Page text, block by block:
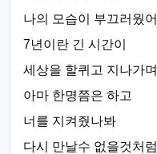
나의 모습이 부끄러웠어
7년이란 긴 시간이
세상을 할퀴고 지나가며
아마 한명쯤은 하고
너를 지켜줬나봐
다시 만날수 없을것처럼